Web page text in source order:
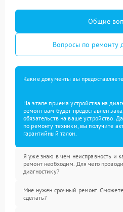
Общие
Вопросы по ремонту
Какие документы вы
На этапе приема устройства на
ремонт вам будет предоставлен
обязательств на ваше устройство.
по ремонту техники, вы получите
гарантийный талон.
Я уже знаю в чем неисправность и
ремонт необходим. Для чего
диагностику?
Мне нужен срочный ремонт. Сможете
сделать?